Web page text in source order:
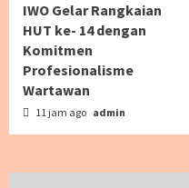
IWO Gelar Rangkaian
HUT ke- 14 dengan
Komitmen
Profesionalisme
Wartawan
11 jam ago admin